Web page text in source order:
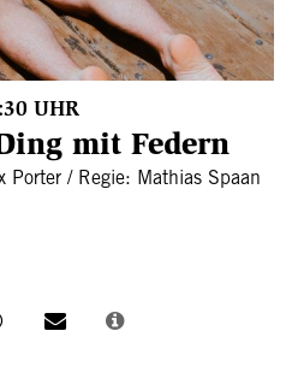
UHR
mit Federn
Porter / Regie: Mathias Spaan